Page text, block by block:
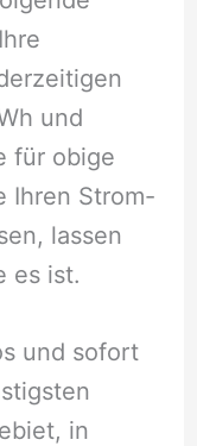
und
für obige
Ihren Strom-
lassen
es ist.
und sofort
in